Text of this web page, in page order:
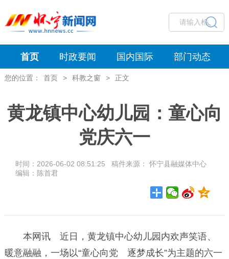
首页 时政要闻 国内国际 部门动态
您的位置： 首页 > 科教之窗 > 正文
黄龙镇中心幼儿园：童心向
党庆六一
时间：2026-06-02 08:51:25 稿件来源： 怀宁县融媒体中心
编辑：陈首君
本网讯 近日，黄龙镇中心幼儿园内欢声笑语、
暖意融融，一场以“童心向党 逐梦成长”为主题的六一